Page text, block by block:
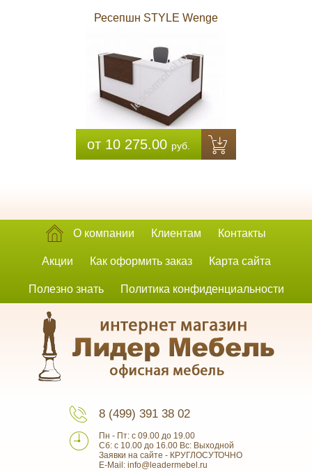
Ресепшн STYLE Wenge
от 10 275.00 руб.
О компании Клиентам Контакты
Акции Как оформить заказ Карта сайта
Полезно знать Политика конфиденциальности
8 (499) 391 38 02
Пн - Пт: с 09.00 до 19.00
Сб: с 10.00 до 16.00 Вс: Выходной
Заявки на сайте - КРУГЛОСУТОЧНО
E-Mail: info@leadermebel.ru